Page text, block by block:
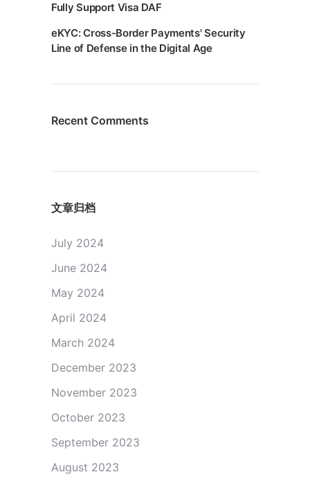
Fully Support Visa DAF
eKYC: Cross-Border Payments' Security
Line of Defense in the Digital Age
Recent Comments
文章归档
July 2024
June 2024
May 2024
April 2024
March 2024
December 2023
November 2023
October 2023
September 2023
August 2023